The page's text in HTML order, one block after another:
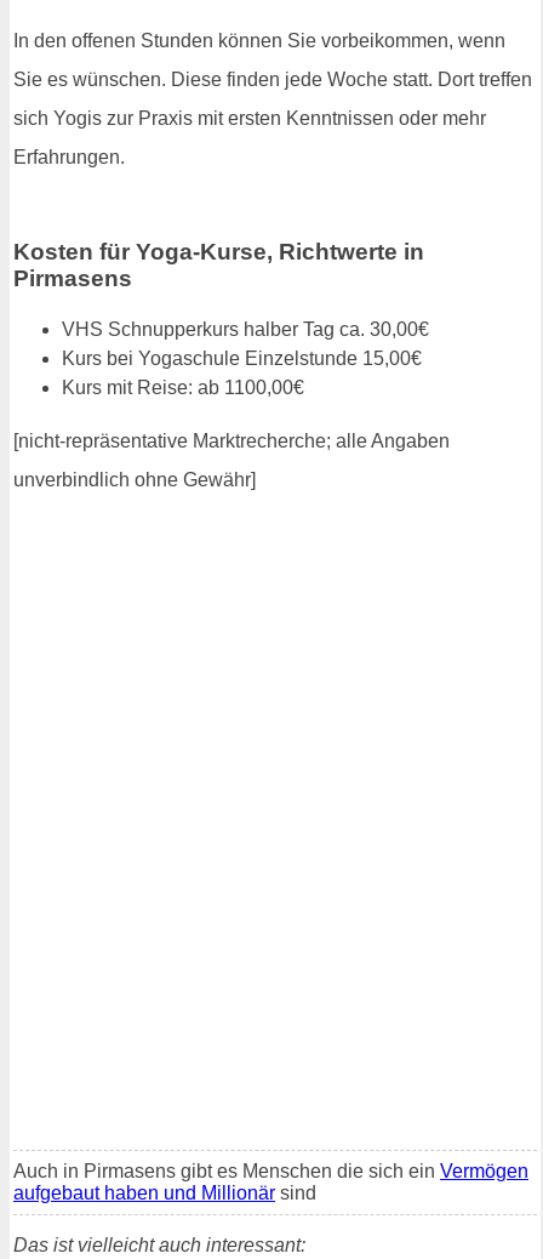
In den offenen Stunden können Sie vorbeikommen, wenn
Sie es wünschen. Diese finden jede Woche statt. Dort treffen
sich Yogis zur Praxis mit ersten Kenntnissen oder mehr
Erfahrungen.
Kosten für Yoga-Kurse, Richtwerte in
Pirmasens
VHS Schnupperkurs halber Tag ca. 30,00€
Kurs bei Yogaschule Einzelstunde 15,00€
Kurs mit Reise: ab 1100,00€
[nicht-repräsentative Marktrecherche; alle Angaben
unverbindlich ohne Gewähr]
Auch in Pirmasens gibt es Menschen die sich ein Vermögen
aufgebaut haben und Millionär sind
Das ist vielleicht auch interessant: